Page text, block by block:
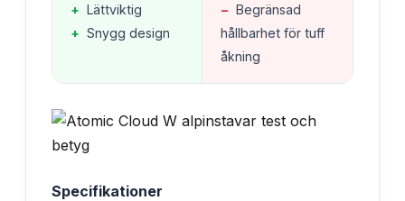
+ Lättviktig
+ Snygg design
− Begränsad
hållbarhet för tuff
åkning
Specifikationer